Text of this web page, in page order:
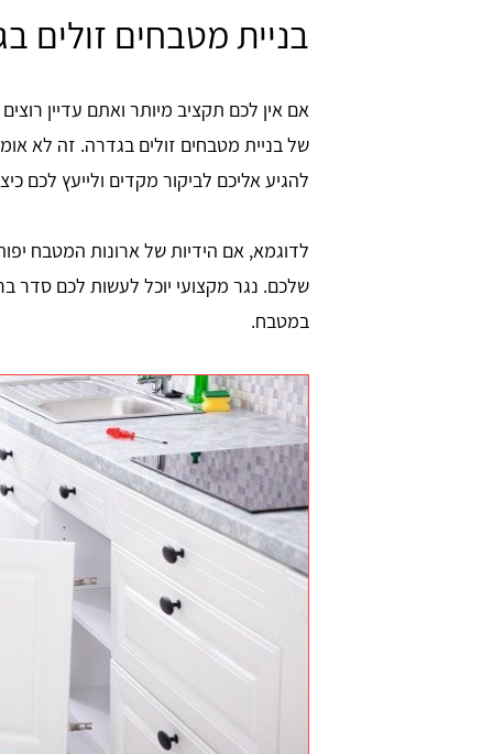
בניית מטבחים זולים
אם אין לכם תקציב מיותר ואתם עדיין
של בניית מטבחים זולים בגדרה. זה לא
להגיע אליכם לביקור מקדים ולייעץ לכם
לדוגמא, אם הידיות של ארונות המטבח
שלכם. נגר מקצועי יוכל לעשות לכם סדר
במטבח.